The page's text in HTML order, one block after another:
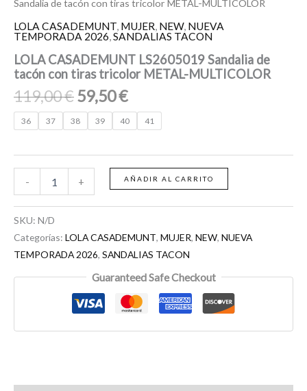
Sandalia de tacón con tiras tricolor METAL-MULTICOLOR
LOLA CASADEMUNT, MUJER, NEW, NUEVA
TEMPORADA 2026,SANDALIAS TACON
LOLA CASADEMUNT LS2605019 Sandalia de
tacón con tiras tricolor METAL-MULTICOLOR
119,00€59,50€
36 37 38 39 40 41
- + AÑADIR AL CARRITO
SKU: N/D
Categorías: LOLA CASADEMUNT, MUJER, NEW, NUEVA
TEMPORADA 2026, SANDALIAS TACON
Guaranteed Safe Checkout